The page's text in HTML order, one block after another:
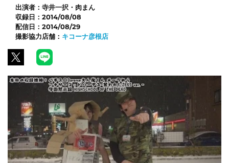
出演者： 寺井一択・肉まん
収録日： 2014/08/08
配信日： 2014/08/29
撮影協力店舗： キコーナ彦根店